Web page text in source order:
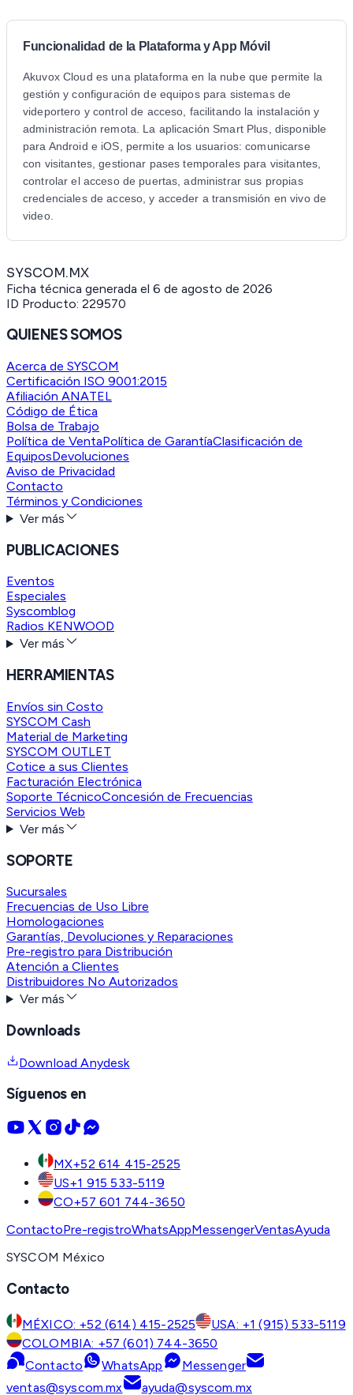
Funcionalidad de la Plataforma y App Móvil
Akuvox Cloud es una plataforma en la nube que permite la
gestión y configuración de equipos para sistemas de
videportero y control de acceso, facilitando la instalación y
administración remota. La aplicación Smart Plus, disponible
para Android e iOS, permite a los usuarios: comunicarse
con visitantes, gestionar pases temporales para visitantes,
controlar el acceso de puertas, administrar sus propias
credenciales de acceso, y acceder a transmisión en vivo de
video.
SYSCOM.MX
Ficha técnica generada el 6 de agosto de 2026
ID Producto: 229570
QUIENES SOMOS
Acerca de SYSCOM
Certificación ISO 9001:2015
Afiliación ANATEL
Código de Ética
Bolsa de Trabajo
Política de VentaPolítica de GarantíaClasificación de
EquiposDevoluciones
Aviso de Privacidad
Contacto
Términos y Condiciones
Ver más
PUBLICACIONES
Eventos
Especiales
Syscomblog
Radios KENWOOD
Ver más
HERRAMIENTAS
Envíos sin Costo
SYSCOM Cash
Material de Marketing
SYSCOM OUTLET
Cotice a sus Clientes
Facturación Electrónica
Soporte TécnicoConcesión de Frecuencias
Servicios Web
Ver más
SOPORTE
Sucursales
Frecuencias de Uso Libre
Homologaciones
Garantías, Devoluciones y Reparaciones
Pre-registro para Distribución
Atención a Clientes
Distribuidores No Autorizados
Ver más
Downloads
Download Anydesk
Síguenos en
MX+52 614 415-2525
US+1 915 533-5119
CO+57 601 744-3650
ContactoPre-registroWhatsAppMessengerVentasAyuda
SYSCOM México
Contacto
MÉXICO: +52 (614) 415-2525
USA: +1 (915) 533-5119
COLOMBIA: +57 (601) 744-3650
Contacto
WhatsApp
Messenger
ventas@syscom.mx
ayuda@syscom.mx